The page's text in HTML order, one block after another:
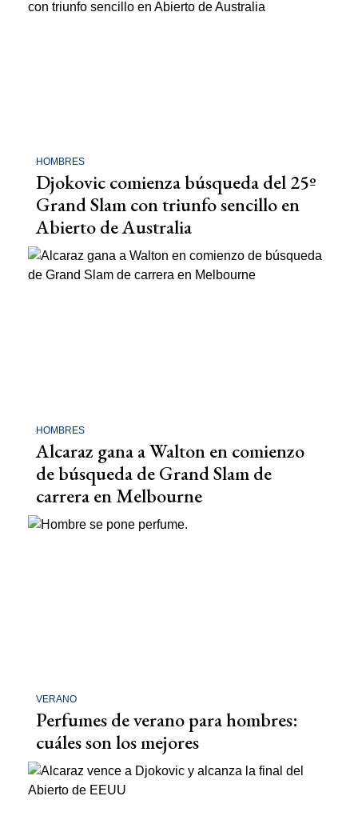
HOMBRES
Djokovic comienza búsqueda del 25º
Grand Slam con triunfo sencillo en
Abierto de Australia
HOMBRES
Alcaraz gana a Walton en comienzo
de búsqueda de Grand Slam de
carrera en Melbourne
VERANO
Perfumes de verano para hombres:
cuáles son los mejores